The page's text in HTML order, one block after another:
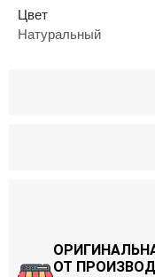
Цвет
Натуральный
ОТ